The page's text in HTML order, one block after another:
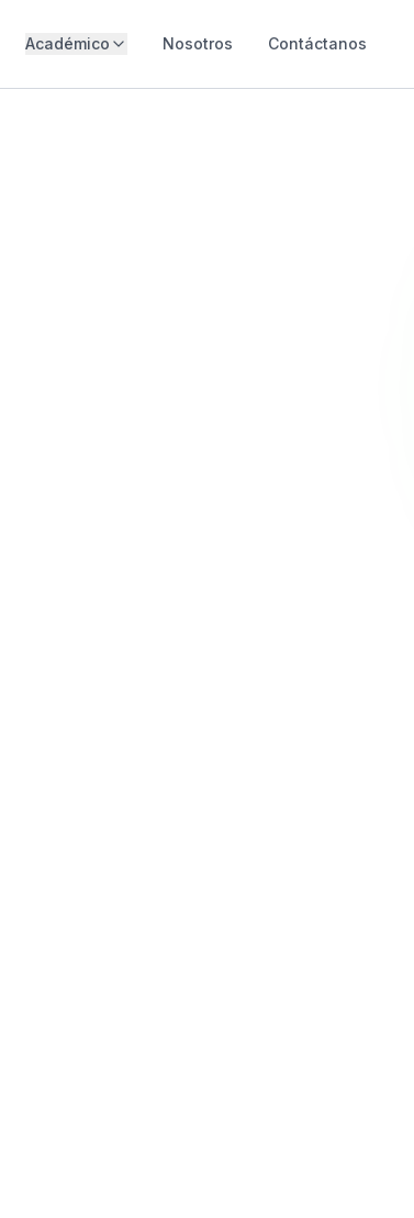
Académico Nosotros Contáctanos